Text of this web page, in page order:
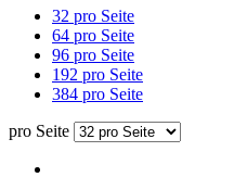
32 pro Seite
64 pro Seite
96 pro Seite
192 pro Seite
384 pro Seite
pro Seite